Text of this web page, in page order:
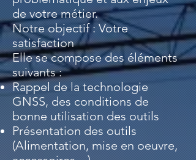
de votre métier.
Notre objectif : Votre
satisfaction
Elle se compose des éléments
suivants :
Rappel de la technologie
GNSS, des conditions de
bonne utilisation des outils
Présentation des outils
(Alimentation, mise en oeuvre,